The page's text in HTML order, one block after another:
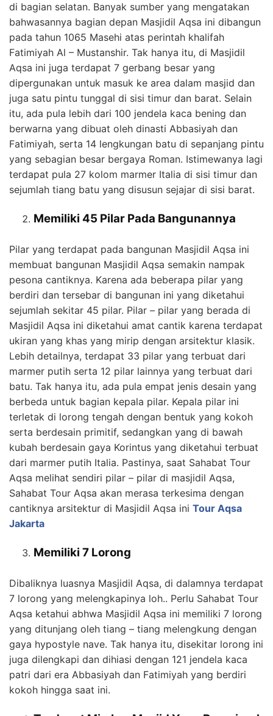
di bagian selatan. Banyak sumber yang mengatakan
bahwasannya bagian depan Masjidil Aqsa ini dibangun
pada tahun 1065 Masehi atas perintah khalifah
Fatimiyah Al – Mustanshir. Tak hanya itu, di Masjidil
Aqsa ini juga terdapat 7 gerbang besar yang
dipergunakan untuk masuk ke area dalam masjid dan
juga satu pintu tunggal di sisi timur dan barat. Selain
itu, ada pula lebih dari 100 jendela kaca bening dan
berwarna yang dibuat oleh dinasti Abbasiyah dan
Fatimiyah, serta 14 lengkungan batu di sepanjang pintu
yang sebagian besar bergaya Roman. Istimewanya lagi
terdapat pula 27 kolom marmer Italia di sisi timur dan
sejumlah tiang batu yang disusun sejajar di sisi barat.
Memiliki 45 Pilar Pada Bangunannya
Pilar yang terdapat pada bangunan Masjidil Aqsa ini
membuat bangunan Masjidil Aqsa semakin nampak
pesona cantiknya. Karena ada beberapa pilar yang
berdiri dan tersebar di bangunan ini yang diketahui
sejumlah sekitar 45 pilar. Pilar – pilar yang berada di
Masjidil Aqsa ini diketahui amat cantik karena terdapat
ukiran yang khas yang mirip dengan arsitektur klasik.
Lebih detailnya, terdapat 33 pilar yang terbuat dari
marmer putih serta 12 pilar lainnya yang terbuat dari
batu. Tak hanya itu, ada pula empat jenis desain yang
berbeda untuk bagian kepala pilar. Kepala pilar ini
terletak di lorong tengah dengan bentuk yang kokoh
serta berdesain primitif, sedangkan yang di bawah
kubah berdesain gaya Korintus yang diketahui terbuat
dari marmer putih Italia. Pastinya, saat Sahabat Tour
Aqsa melihat sendiri pilar – pilar di masjidil Aqsa,
Sahabat Tour Aqsa akan merasa terkesima dengan
cantiknya arsitektur di Masjidil Aqsa ini Tour Aqsa
Jakarta
Memiliki 7 Lorong
Dibaliknya luasnya Masjidil Aqsa, di dalamnya terdapat
7 lorong yang melengkapinya loh.. Perlu Sahabat Tour
Aqsa ketahui abhwa Masjidil Aqsa ini memiliki 7 lorong
yang ditunjang oleh tiang – tiang melengkung dengan
gaya hypostyle nave. Tak hanya itu, disekitar lorong ini
juga dilengkapi dan dihiasi dengan 121 jendela kaca
patri dari era Abbasiyah dan Fatimiyah yang berdiri
kokoh hingga saat ini.